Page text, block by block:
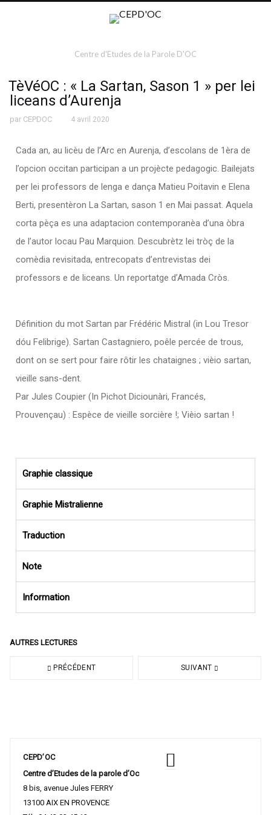
Centre d'Etudes de la Parole D'OC
TèVéOC : « La Sartan, Sason 1 » per lei
liceans d’Aurenja
par CEPDOC 4 avril 2020
Cada an, au licèu de l’Arc en Aurenja, d’escolans de 1èra de
l’opcion occitan participan a un projècte pedagogic. Bailejats
per lei professors de lenga e dança Matieu Poitavin e Elena
Berti, presentèron La Sartan, sason 1 en Mai passat. Aquela
corta pèça es una adaptacion contemporanèa d’una òbra
de l’autor locau Pau Marquion. Descubrètz lei tròç de la
comèdia revisitada, entrecopats d’entrevistas dei
professors e de liceans. Un reportatge d’Amada Cròs.
Définition du mot Sartan par Frédéric Mistral (in Lou Tresor
dóu Felibrige). Sartan Castagniero, poêle percée de trous,
dont on se sert pour faire rôtir les chataignes ; vièio sartan,
vieille sans-dent.
Par Jules Coupier (In Pichot Diciounàri, Francés,
Prouvençau) : Espèce de vieille sorcière !; Vièio sartan !
Graphie classique
Graphie Mistralienne
Traduction
Note
Information
AUTRES LECTURES
PRÉCÉDENT SUIVANT
CEPD’OC
Centre d’Etudes de la parole d’Oc
8 bis, avenue Jules FERRY
13100 AIX EN PROVENCE